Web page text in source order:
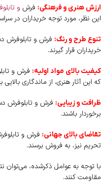
ارزش هنری و فرهنگی: فرش و
این نظر، مورد توجه خریداران در
تنوع طرح و رنگ: فرش و تابلوفرش
خریداران قرار گیرند.
کیفیت بالای مواد اولیه: فرش و
که این آثار هنری، از ماندگاری بالایی
ظرافت و زیبایی: فرش و تابلوفرش
برخوردار باشند.
تقاضای بالای جهانی: فرش و
تحریم نیز، به فروش برسند.
با توجه به عوامل ذکرشده، می‌توان
مقاومت کنند.